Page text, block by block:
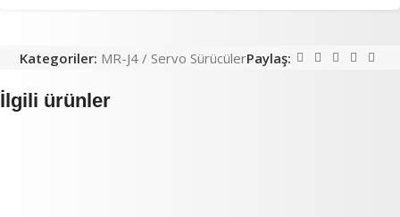
Kategoriler: MR-J4 / Servo SürücülerPaylaş:
İlgili ürünler